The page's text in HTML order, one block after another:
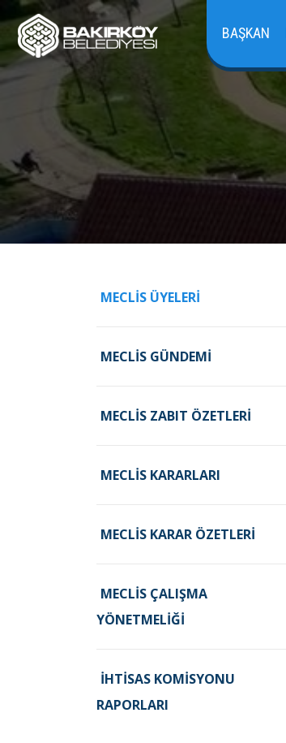
BAŞKAN
MECLIS ÜYELERI
MECLIS GÜNDEMI
MECLIS ZABIT ÖZETLERI
MECLIS KARARLARI
MECLIS KARAR ÖZETLERI
MECLIS ÇALIŞMA
YÖNETMELIĞI
İHTISAS KOMISYONU
RAPORLARI